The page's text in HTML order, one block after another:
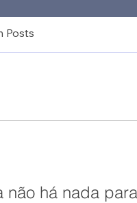
Posts
não há nada